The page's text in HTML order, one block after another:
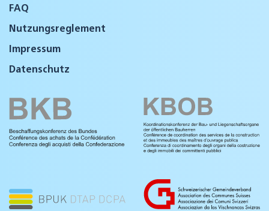
FAQ
Nutzungsreglement
Impressum
Datenschutz